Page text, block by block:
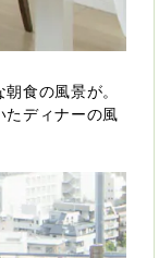
食の風景が。
たディナーの風